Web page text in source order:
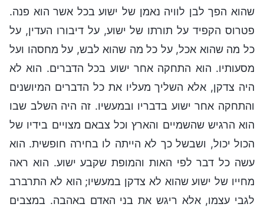
שהוא הפך לבן לוויה נאמן של ישוע בכל אשר הוא פנה.
פטרוס הקפיד על תורתו של ישוע, על דיבורו העדין, על
כל מה שהוא אכל, על כל מה שהוא לבש, על מחסהו ועל
מסעותיו. הוא התחקה אחר ישוע בכל הדברים. הוא לא
היה צדקן, אלא השליך מעליו את כל הדברים המיושנים
והתחקה אחר ישוע בדבריו ובמעשיו. זה היה השלב שבו
הוא הרגיש שהשמיים והארץ וכל צבאם מצויים בידיו של
הכול יכול, ושבשל כך לא הייתה לו בחירה חופשית. הוא
עשה כל דבר לפי האות והמופת שקבע ישוע. הוא ראה
מחייו של ישוע שהוא לא צדקן במעשיו; הוא לא התרברב
לגבי עצמו, אלא ריגש את בני האדם באהבה. במצבים